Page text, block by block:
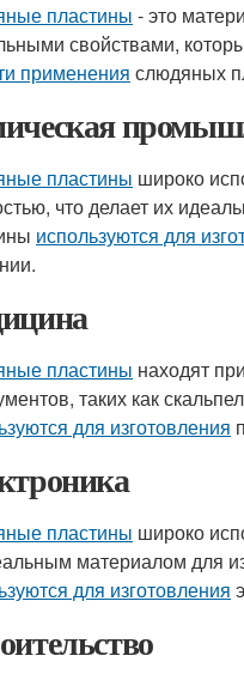
пластины - это
свойствами,
применения слюдяных
пластины широко
что делает их
используются для
пластины находят
таких как
для изготовления
пластины широко
материалом для
для изготовления